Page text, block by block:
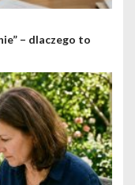
– dlaczego to